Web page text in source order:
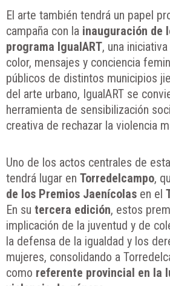
El arte también tendrá un papel
campaña con la inauguración de
programa IgualART, una
color, mensajes y conciencia
públicos de distintos municipios
del arte urbano, IgualART se
herramienta de sensibilización
creativa de rechazar la violencia
Uno de los actos centrales de
tendrá lugar en Torredelcampo,
de los Premios Jaenícolas en el
En su tercera edición, estos
implicación de la juventud y de
la defensa de la igualdad y los
mujeres, consolidando a
como referente provincial en la